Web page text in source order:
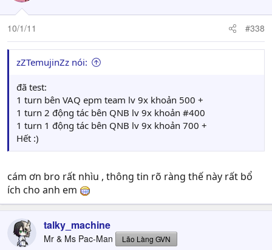
10/1/11 #338
zZTemujinZz nói:
đã test:
1 turn bên VAQ epm team lv 9x khoản 500 +
1 turn 2 động tác bên QNB lv 9x khoản #400
1 turn 1 động tác bên QNB lv 9x khoản 700 +
Hết :)
cám ơn bro rất nhìu , thông tin rõ ràng thế này rất bổ
ích cho anh em
talky_machine
Mr & Ms Pac-Man Lão Làng GVN